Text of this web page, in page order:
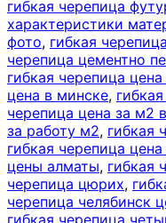
гибкая черепица
характеристики
фото, гибкая
черепица цементно
гибкая черепица
цена в минске,
черепица цена за м2
за работу м2, гибкая
гибкая черепица
цены алматы, гибкая
черепица цюрих,
черепица челябинск
гибкая черепица